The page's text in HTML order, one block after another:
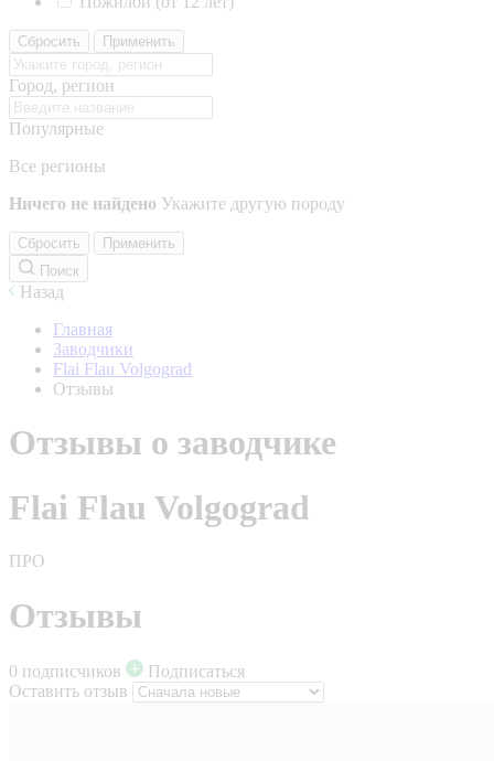
Сбросить Применить
Город, регион
Популярные
Все регионы
Ничего не найдено Укажите другую породу
Сбросить
Применить
Поиск
Назад
Главная
Заводчики
Flai Flau Volgograd
Отзывы
Отзывы о заводчике
Flai Flau Volgograd
ПРО
Отзывы
0 подписчиков
Подписаться
Оставить отзыв